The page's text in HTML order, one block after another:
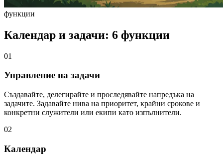
функции
Календар и задачи: 6 функции
01
Управление на задачи
Създавайте, делегирайте и проследявайте напредъка на
задачите. Задавайте нива на приоритет, крайни срокове и
конкретни служители или екипи като изпълнители.
02
Календар